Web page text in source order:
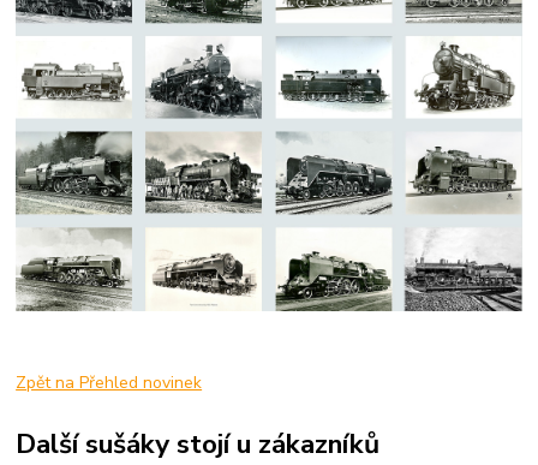
Zpět na Přehled novinek
Další sušáky stojí u zákazníků